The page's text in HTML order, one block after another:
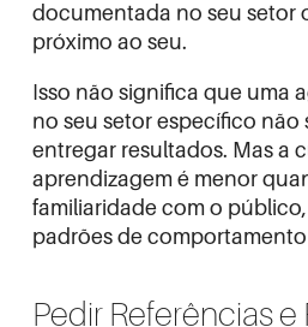
documentada no seu setor
próximo ao seu.
Isso não significa que uma
no seu setor específico não
entregar resultados. Mas a
aprendizagem é menor
familiaridade com o
padrões de
Pedir Referências e